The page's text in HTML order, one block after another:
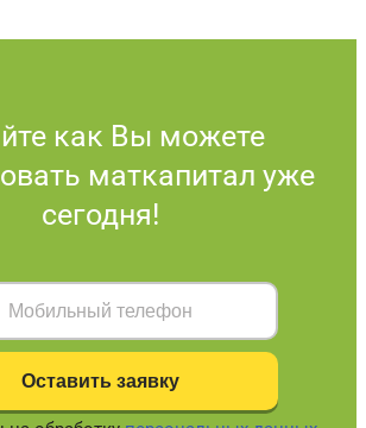
как Вы можете
маткапитал уже
сегодня!